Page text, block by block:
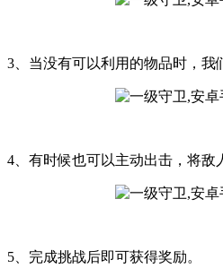
3、当没有可以利用的物品时，我
4、有时候也可以主动出击，将敌
5、完成挑战后即可获得奖励。